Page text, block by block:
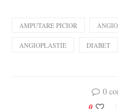
AMPUTARE PICIOR
ANGIOPLASTIE DIABET
0
0